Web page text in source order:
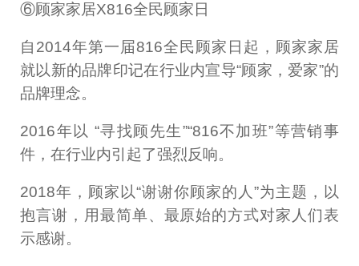
⑥顾家家居X816全民顾家日
自2014年第一届816全民顾家日起，顾家家居
就以新的品牌印记在行业内宣导“顾家，爱家”的
品牌理念。
2016年以 “寻找顾先生”“816不加班”等营销事
件，在行业内引起了强烈反响。
2018年，顾家以“谢谢你顾家的人”为主题，以
抱言谢，用最简单、最原始的方式对家人们表
示感谢。